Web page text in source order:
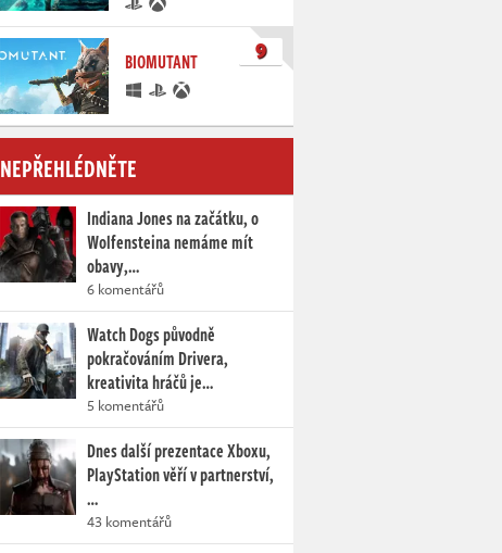
BIOMUTANT 9
NEPŘEHLÉDNĚTE
Indiana Jones na začátku, o
Wolfensteina nemáme mít
obavy,…
6 komentářů
Watch Dogs původně
pokračováním Drivera,
kreativita hráčů je…
5 komentářů
Dnes další prezentace Xboxu,
PlayStation věří v partnerství,
…
43 komentářů